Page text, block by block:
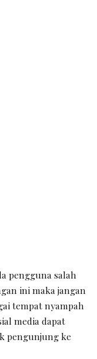
pengguna salah
ini maka jangan
tempat nyampah
media dapat
pengunjung ke